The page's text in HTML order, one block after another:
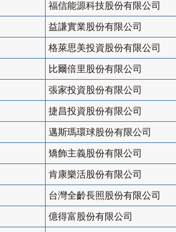
福信能源科技股份有限公司
益謙實業股份有限公司
格萊思美投資股份有限公司
比爾倍里股份有限公司
張家投資股份有限公司
捷昌投資股份有限公司
邁斯瑪環球股份有限公司
矯飾主義股份有限公司
肯康樂活股份有限公司
台灣全齡長照股份有限公司
億得富股份有限公司